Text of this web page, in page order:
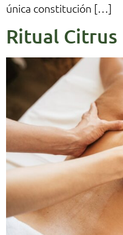
única constitución […]
Ritual Citrus